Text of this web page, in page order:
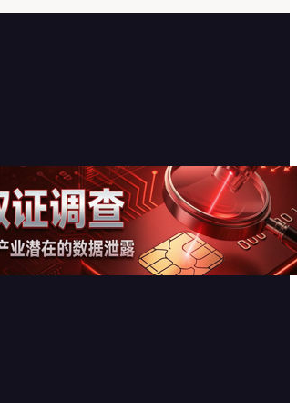
PCI取证调查 – 高效应对支付产
业潜在的数据泄露
2026-07-17